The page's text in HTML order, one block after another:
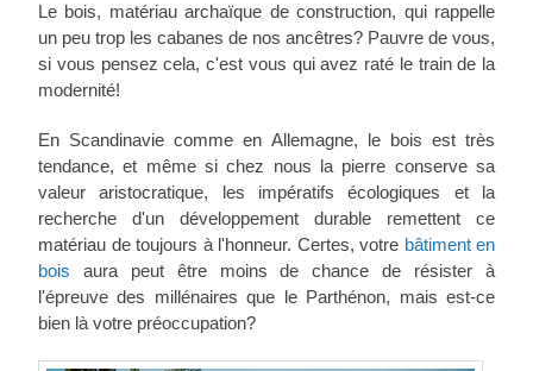
Le bois, matériau archaïque de construction, qui rappelle
un peu trop les cabanes de nos ancêtres? Pauvre de vous,
si vous pensez cela, c'est vous qui avez raté le train de la
modernité!
En Scandinavie comme en Allemagne, le bois est très
tendance, et même si chez nous la pierre conserve sa
valeur aristocratique, les impératifs écologiques et la
recherche d'un développement durable remettent ce
matériau de toujours à l'honneur. Certes, votre bâtiment en
bois aura peut être moins de chance de résister à
l'épreuve des millénaires que le Parthénon, mais est-ce
bien là votre préoccupation?